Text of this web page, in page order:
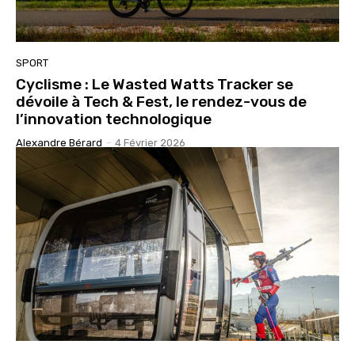
SPORT
Cyclisme : Le Wasted Watts Tracker se
dévoile à Tech & Fest, le rendez-vous de
l’innovation technologique
Alexandre Bérard - 4 Février 2026